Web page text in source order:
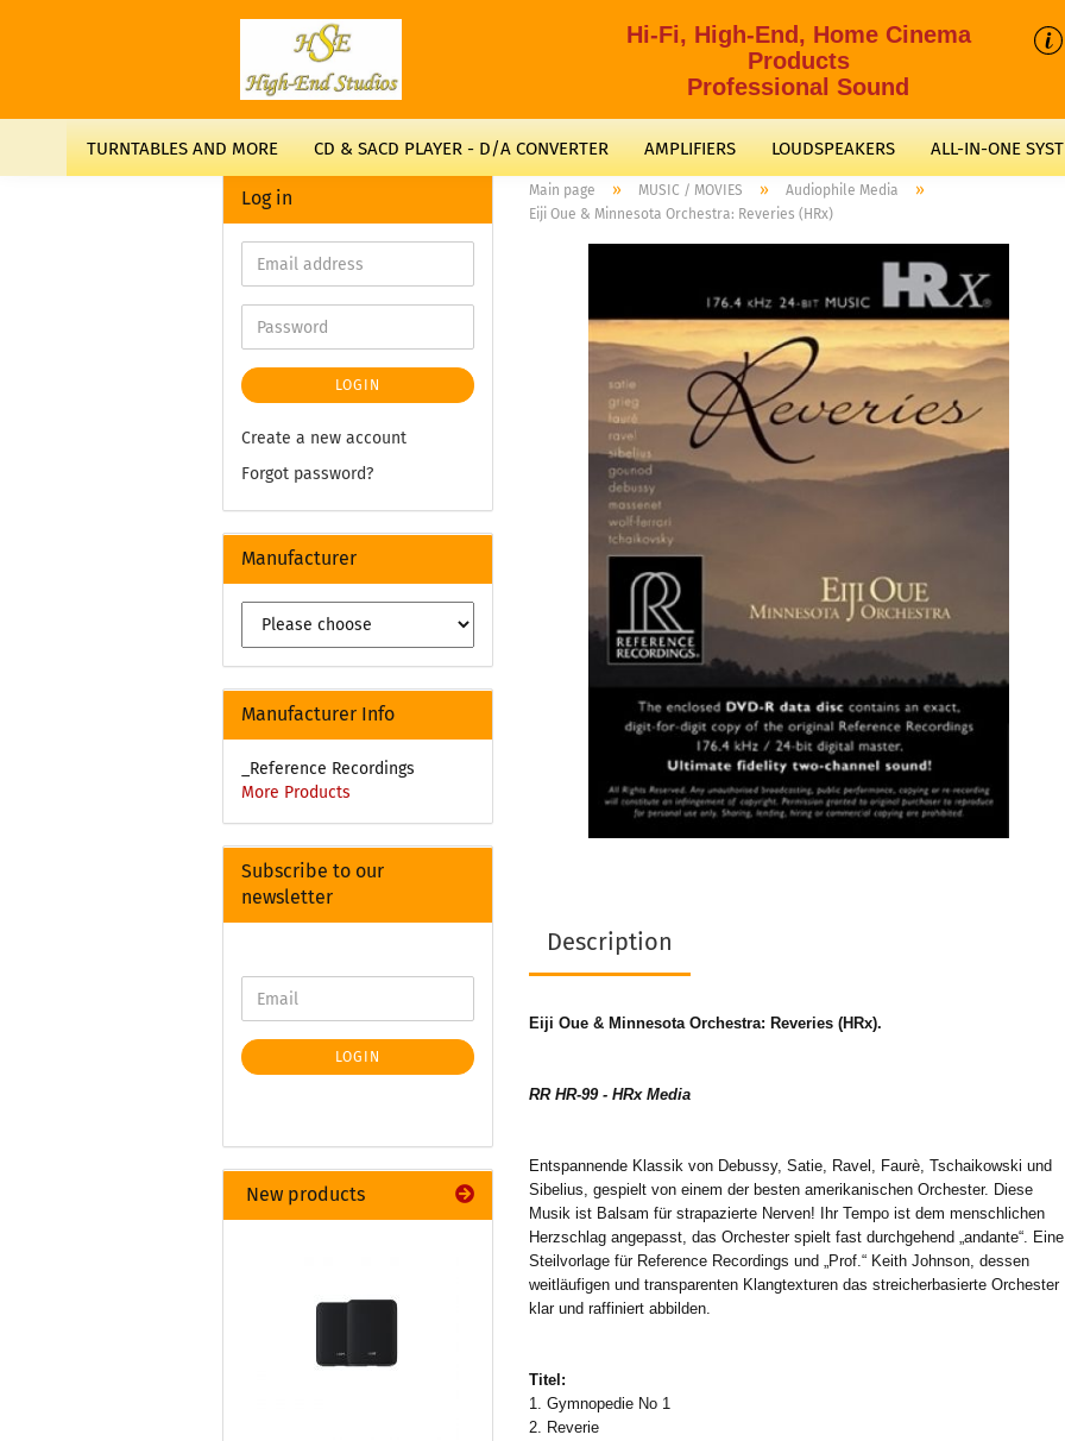
Hi-Fi, High-End, Home Cinema
Products
Professional Sound
TURNTABLES AND MORE CD & SACD PLAYER - D/A CONVERTER AMPLIFIERS LOUDSPEAKERS ALL-IN-ONE
Main page » MUSIC / MOVIES » Audiophile Media »
Eiji Oue & Minnesota Orchestra: Reveries (HRx)
Description
Eiji Oue & Minnesota Orchestra: Reveries (HRx).
RR HR-99 - HRx Media
Entspannende Klassik von Debussy, Satie, Ravel, Faurè, Tschaikowski und
Sibelius, gespielt von einem der besten amerikanischen Orchester. Diese
Musik ist Balsam für strapazierte Nerven! Ihr Tempo ist dem menschlichen
Herzschlag angepasst, das Orchester spielt fast durchgehend „andante“. Eine
Steilvorlage für Reference Recordings und „Prof.“ Keith Johnson, dessen
weitläufigen und transparenten Klangtexturen das streicherbasierte Orchester
klar und raffiniert abbilden.
Titel:
1. Gymnopedie No 1
2. Reverie
Log in
LOGIN
Create a new account
Forgot password?
Manufacturer
Manufacturer Info
_Reference Recordings
More Products
Subscribe to our
newsletter
LOGIN
New products